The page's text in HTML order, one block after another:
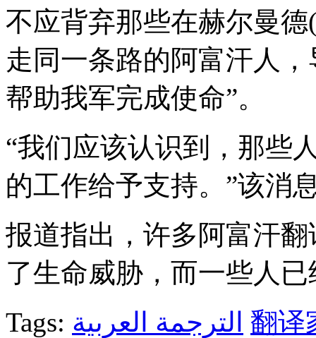
不应背弃那些在赫尔曼
走同一条路的阿富汗人
帮助我军完成使命”。
“我们应该认识到，那些
的工作给予支持。”该消
报道指出，许多阿富汗
了生命威胁，而一些人
Tags: الترجمة العربية 翻译